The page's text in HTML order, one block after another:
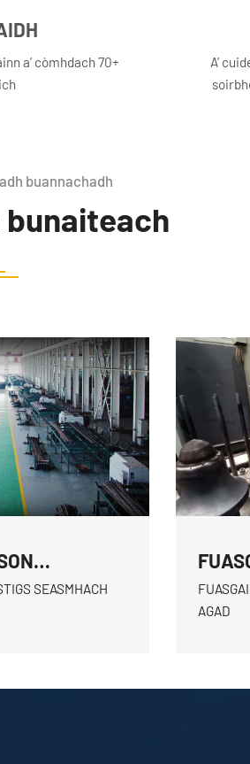
a’ còmhdach 70+
A’
buannachadh
SEASMHACH
AGAD